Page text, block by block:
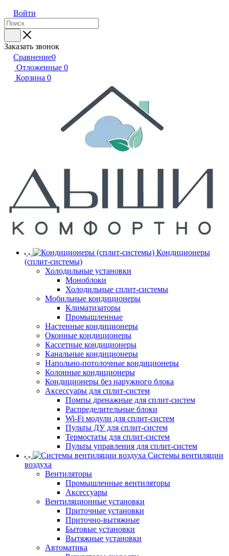
Войти
Заказать звонок
Сравнение0
Отложенные 0
Корзина 0
Кондиционеры
(сплит-системы)
Холодильные установки
Моноблоки
Холодильные сплит-системы
Мобильные кондиционеры
Климатизаторы
Промышленные
Настенные кондиционеры
Оконные кондиционеры
Кассетные кондиционеры
Канальные кондиционеры
Напольно-потолочные кондиционеры
Колонные кондиционеры
Кондиционеры без наружного блока
Аксессуары для сплит-систем
Помпы дренажные для сплит-систем
Распределительные блоки
Wi-Fi модули для сплит-систем
Пульты ДУ для сплит-систем
Термостаты для сплит-систем
Пульты управления для сплит-систем
Системы вентиляции
воздуха
Вентиляторы
Промышленные вентиляторы
Аксессуары
Вентиляционные установки
Приточные установки
Приточно-вытяжные
Бытовые установки
Вытяжные установки
Автоматика